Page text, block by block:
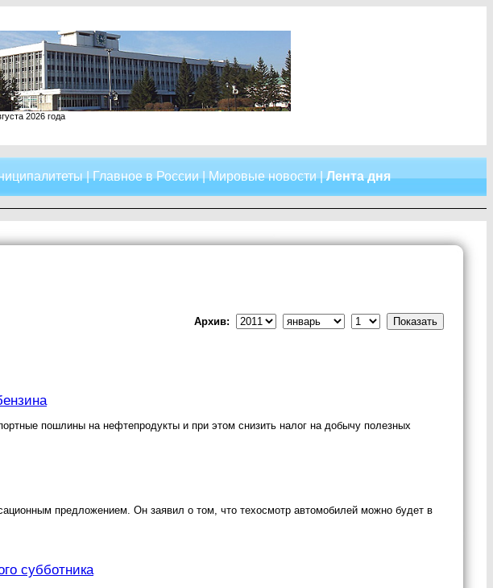
2026 года
|Главное в России|Мировые новости|Лента дня
Архив:
пошлины на нефтепродукты и при этом снизить налог на добычу полезных
предложением. Он заявил о том, что техосмотр автомобилей можно будет в
субботника